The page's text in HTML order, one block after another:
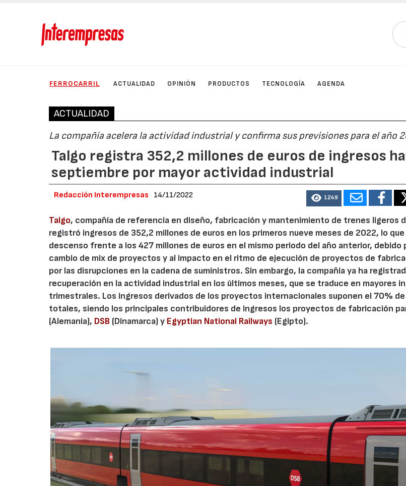
FERROCARRIL ACTUALIDAD OPINIÓN PRODUCTOS TECNOLOGÍA AGENDA
ACTUALIDAD
La compañía acelera la actividad industrial y confirma sus previsiones para el año
Talgo registra 352,2 millones de euros de ingresos
septiembre por mayor actividad industrial
Redacción Interempresas 14/11/2022 1249
Talgo, compañía de referencia en diseño, fabricación y mantenimiento de trenes ligeros
registró ingresos de 352,2 millones de euros en los primeros nueve meses de 2022, lo que
descenso frente a los 427 millones de euros en el mismo periodo del año anterior, debido
cambio de mix de proyectos y al impacto en el ritmo de ejecución de proyectos de
por las disrupciones en la cadena de suministros. Sin embargo, la compañía ya ha
recuperación en la actividad industrial en los últimos meses, que se traduce en mayores
trimestrales. Los ingresos derivados de los proyectos internacionales suponen el 70%
totales, siendo los principales contribuidores de ingresos los proyectos de fabricación
(Alemania), DSB (Dinamarca) y Egyptian National Railways (Egipto).